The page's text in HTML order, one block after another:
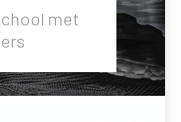
met